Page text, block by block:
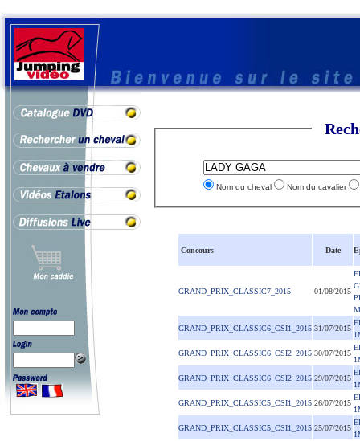
Nom du cheval Nom du cavalier
Concours Date
GRAND_PRIX_CLASSIC7_2015 01/08/2015
GRAND_PRIX_CLASSIC6_CSI1_2015 31/07/2015
GRAND_PRIX_CLASSIC6_CSI2_2015 30/07/2015
GRAND_PRIX_CLASSIC6_CSI2_2015 29/07/2015
GRAND_PRIX_CLASSIC5_CSI1_2015 26/07/2015
GRAND_PRIX_CLASSIC5_CSI1_2015 25/07/2015